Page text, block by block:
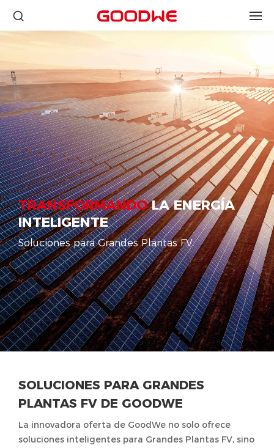
TRANSFORMANDOLA ENERGÍA
INTELIGENTE
Soluciones para Grandes Plantas FV
SOLUCIONES PARA GRANDES
PLANTAS FV DE GOODWE
La innovadora oferta de GoodWe no solo ofrece
soluciones inteligentes para Grandes Plantas FV, sino